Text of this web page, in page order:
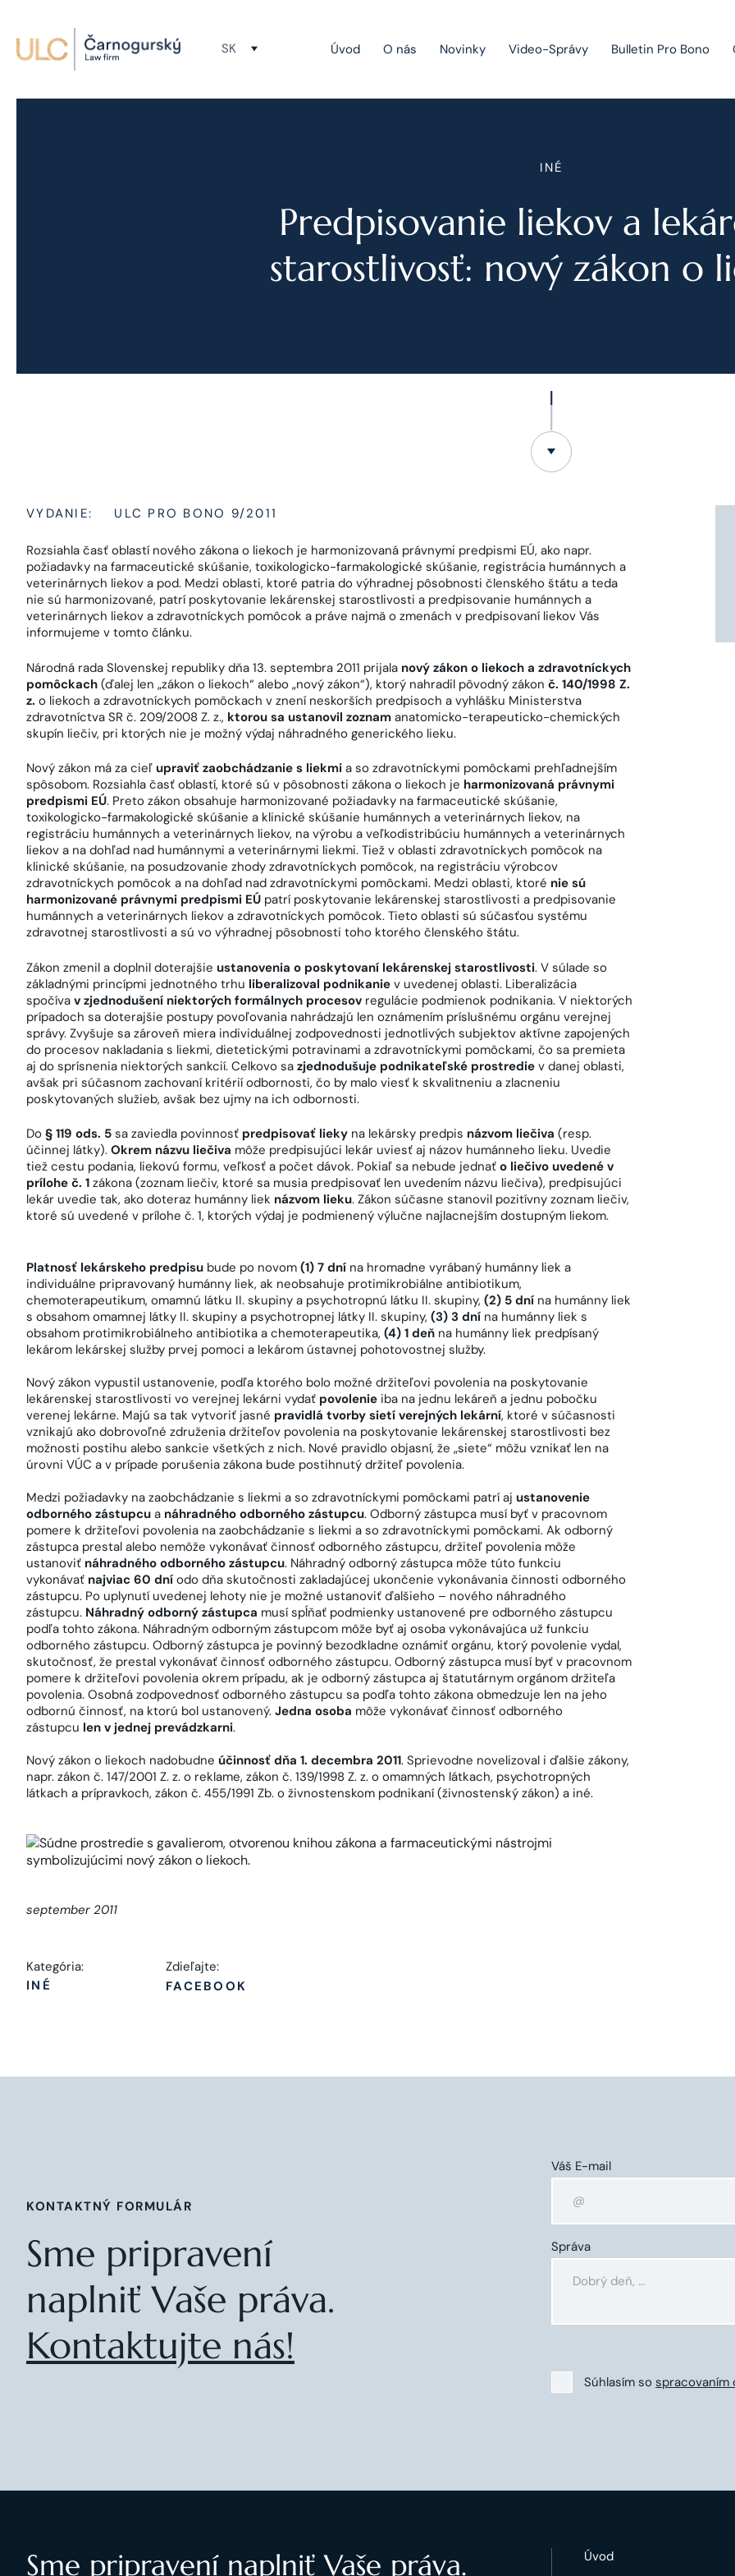
SK Úvod O nás Novinky Video-Správy Bulletin Pro Bono
Fúzie a akvizície
Právo obchodných spoločností
Právo hospodárskej súťaže
INÉ
Predpisovanie liekov a
starostlivosť: nový zákon o
VYDANIE: ULC PRO BONO 9/2011
Rozsiahla časť oblastí nového zákona o liekoch je harmonizovaná právnymi predpismi EÚ, ako napr.
požiadavky na farmaceutické skúšanie, toxikologicko-farmakologické skúšanie, registrácia humánnych a
veterinárnych liekov a pod. Medzi oblasti, ktoré patria do výhradnej pôsobnosti členského štátu a teda
nie sú harmonizované, patrí poskytovanie lekárenskej starostlivosti a predpisovanie humánnych a
veterinárnych liekov a zdravotníckych pomôcok a práve najmä o zmenách v predpisovaní liekov Vás
informujeme v tomto článku.
Národná rada Slovenskej republiky dňa 13. septembra 2011 prijala nový zákon o liekoch a zdravotníckych
pomôckach (ďalej len „zákon o liekoch“ alebo „nový zákon“), ktorý nahradil pôvodný zákon č. 140/1998 Z.
z. o liekoch a zdravotníckych pomôckach v znení neskorších predpisoch a vyhlášku Ministerstva
zdravotníctva SR č. 209/2008 Z. z., ktorou sa ustanovil zoznam anatomicko-terapeuticko-chemických
skupín liečiv, pri ktorých nie je možný výdaj náhradného generického lieku.
Nový zákon má za cieľ upraviť zaobchádzanie s liekmi a so zdravotníckymi pomôckami prehľadnejším
spôsobom. Rozsiahla časť oblastí, ktoré sú v pôsobnosti zákona o liekoch je harmonizovaná právnymi
predpismi EÚ. Preto zákon obsahuje harmonizované požiadavky na farmaceutické skúšanie,
toxikologicko-farmakologické skúšanie a klinické skúšanie humánnych a veterinárnych liekov, na
registráciu humánnych a veterinárnych liekov, na výrobu a veľkodistribúciu humánnych a veterinárnych
liekov a na dohľad nad humánnymi a veterinárnymi liekmi. Tiež v oblasti zdravotníckych pomôcok na
klinické skúšanie, na posudzovanie zhody zdravotníckych pomôcok, na registráciu výrobcov
zdravotníckych pomôcok a na dohľad nad zdravotníckymi pomôckami. Medzi oblasti, ktoré nie sú
harmonizované právnymi predpismi EÚ patrí poskytovanie lekárenskej starostlivosti a predpisovanie
humánnych a veterinárnych liekov a zdravotníckych pomôcok. Tieto oblasti sú súčasťou systému
zdravotnej starostlivosti a sú vo výhradnej pôsobnosti toho ktorého členského štátu.
Zákon zmenil a doplnil doterajšie ustanovenia o poskytovaní lekárenskej starostlivosti. V súlade so
základnými princípmi jednotného trhu liberalizoval podnikanie v uvedenej oblasti. Liberalizácia
spočíva v zjednodušení niektorých formálnych procesov regulácie podmienok podnikania. V niektorých
prípadoch sa doterajšie postupy povoľovania nahrádzajú len oznámením príslušnému orgánu verejnej
správy. Zvyšuje sa zároveň miera individuálnej zodpovednosti jednotlivých subjektov aktívne zapojených
do procesov nakladania s liekmi, dietetickými potravinami a zdravotníckymi pomôckami, čo sa premieta
aj do sprísnenia niektorých sankcií. Celkovo sa zjednodušuje podnikateľské prostredie v danej oblasti,
avšak pri súčasnom zachovaní kritérií odbornosti, čo by malo viesť k skvalitneniu a zlacneniu
poskytovaných služieb, avšak bez ujmy na ich odbornosti.
Do § 119 ods. 5 sa zaviedla povinnosť predpisovať lieky na lekársky predpis názvom liečiva (resp.
účinnej látky). Okrem názvu liečiva môže predpisujúci lekár uviesť aj názov humánneho lieku. Uvedie
tiež cestu podania, liekovú formu, veľkosť a počet dávok. Pokiaľ sa nebude jednať o liečivo uvedené v
prílohe č. 1 zákona (zoznam liečiv, ktoré sa musia predpisovať len uvedením názvu liečiva), predpisujúci
lekár uvedie tak, ako doteraz humánny liek názvom lieku. Zákon súčasne stanovil pozitívny zoznam liečiv,
ktoré sú uvedené v prílohe č. 1, ktorých výdaj je podmienený výlučne najlacnejším dostupným liekom.
Platnosť lekárskeho predpisu bude po novom (1) 7 dní na hromadne vyrábaný humánny liek a
individuálne pripravovaný humánny liek, ak neobsahuje protimikrobiálne antibiotikum,
chemoterapeutikum, omamnú látku II. skupiny a psychotropnú látku II. skupiny, (2) 5 dní na humánny liek
s obsahom omamnej látky II. skupiny a psychotropnej látky II. skupiny, (3) 3 dní na humánny liek s
obsahom protimikrobiálneho antibiotika a chemoterapeutika, (4) 1 deň na humánny liek predpísaný
lekárom lekárskej služby prvej pomoci a lekárom ústavnej pohotovostnej služby.
Nový zákon vypustil ustanovenie, podľa ktorého bolo možné držiteľovi povolenia na poskytovanie
lekárenskej starostlivosti vo verejnej lekárni vydať povolenie iba na jednu lekáreň a jednu pobočku
verenej lekárne. Majú sa tak vytvoriť jasné pravidlá tvorby sietí verejných lekární, ktoré v súčasnosti
vznikajú ako dobrovoľné združenia držiteľov povolenia na poskytovanie lekárenskej starostlivosti bez
možnosti postihu alebo sankcie všetkých z nich. Nové pravidlo objasní, že „siete“ môžu vznikať len na
úrovni VÚC a v prípade porušenia zákona bude postihnutý držiteľ povolenia.
Medzi požiadavky na zaobchádzanie s liekmi a so zdravotníckymi pomôckami patrí aj ustanovenie
odborného zástupcu a náhradného odborného zástupcu. Odborný zástupca musí byť v pracovnom
pomere k držiteľovi povolenia na zaobchádzanie s liekmi a so zdravotníckymi pomôckami. Ak odborný
zástupca prestal alebo nemôže vykonávať činnosť odborného zástupcu, držiteľ povolenia môže
ustanoviť náhradného odborného zástupcu. Náhradný odborný zástupca môže túto funkciu
vykonávať najviac 60 dní odo dňa skutočnosti zakladajúcej ukončenie vykonávania činnosti odborného
zástupcu. Po uplynutí uvedenej lehoty nie je možné ustanoviť ďalšieho – nového náhradného
zástupcu. Náhradný odborný zástupca musí spĺňať podmienky ustanovené pre odborného zástupcu
podľa tohto zákona. Náhradným odborným zástupcom môže byť aj osoba vykonávajúca už funkciu
odborného zástupcu. Odborný zástupca je povinný bezodkladne oznámiť orgánu, ktorý povolenie vydal,
skutočnosť, že prestal vykonávať činnosť odborného zástupcu. Odborný zástupca musí byť v pracovnom
pomere k držiteľovi povolenia okrem prípadu, ak je odborný zástupca aj štatutárnym orgánom držiteľa
povolenia. Osobná zodpovednosť odborného zástupcu sa podľa tohto zákona obmedzuje len na jeho
odbornú činnosť, na ktorú bol ustanovený. Jedna osoba môže vykonávať činnosť odborného
zástupcu len v jednej prevádzkarni.
Nový zákon o liekoch nadobudne účinnosť dňa 1. decembra 2011. Sprievodne novelizoval i ďalšie zákony,
napr. zákon č. 147/2001 Z. z. o reklame, zákon č. 139/1998 Z. z. o omamných látkach, psychotropných
látkach a prípravkoch, zákon č. 455/1991 Zb. o živnostenskom podnikaní (živnostenský zákon) a iné.
september 2011
Kategória:
INÉ
Zdieľajte:
FACEBOOK
KONTAKTNÝ FORMULÁR
Sme pripravení
naplniť Vaše práva.
Kontaktujte nás!
Váš E-mail
Správa
Súhlasím so spracovaním
Sme pripravení naplniť Vaše práva.
Úvod